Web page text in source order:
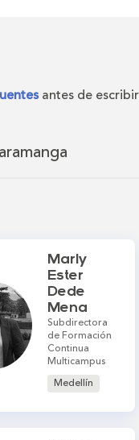
antes de
Marly
Ester
Dede
Mena
Subdirectora
de Formación
Continua
Multicampus
Medellín